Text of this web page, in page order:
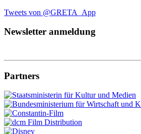
Tweets von @GRETA_App
Newsletter anmeldung
Partners